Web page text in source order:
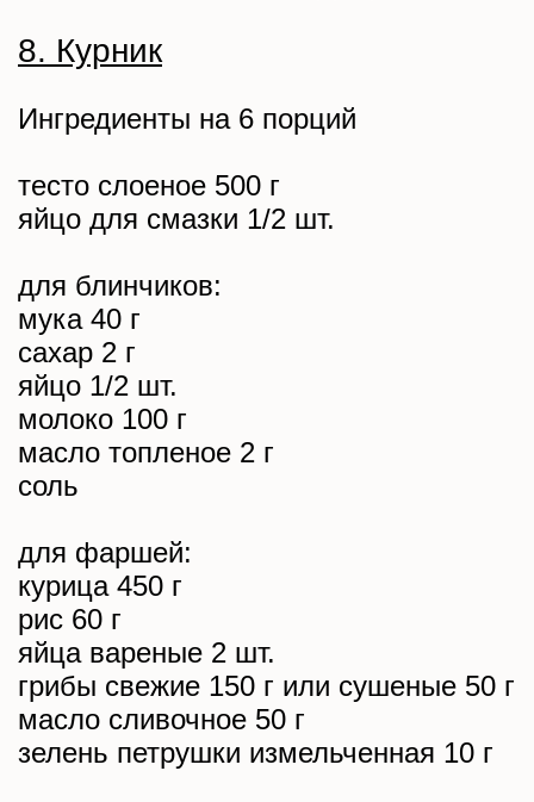
8. Курник
Ингредиенты на 6 порций
тесто слоеное 500 г
яйцо для смазки 1/2 шт.
для блинчиков:
мука 40 г
сахар 2 г
яйцо 1/2 шт.
молоко 100 г
масло топленое 2 г
соль
для фаршей:
курица 450 г
рис 60 г
яйца вареные 2 шт.
грибы свежие 150 г или сушеные 50 г
масло сливочное 50 г
зелень петрушки измельченная 10 г